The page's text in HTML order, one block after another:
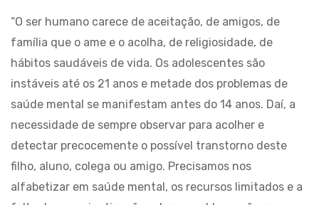
“O ser humano carece de aceitação, de amigos, de
família que o ame e o acolha, de religiosidade, de
hábitos saudáveis de vida. Os adolescentes são
instáveis até os 21 anos e metade dos problemas de
saúde mental se manifestam antes do 14 anos. Daí, a
necessidade de sempre observar para acolher e
detectar precocemente o possível transtorno deste
filho, aluno, colega ou amigo. Precisamos nos
alfabetizar em saúde mental, os recursos limitados e a